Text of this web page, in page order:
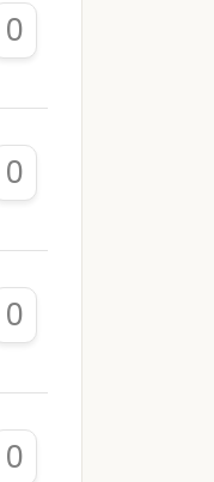
0
0
0
0